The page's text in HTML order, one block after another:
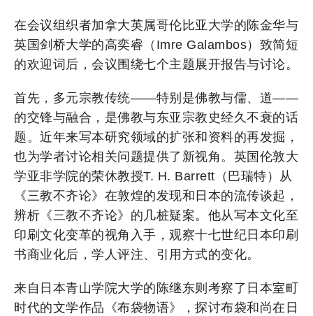
在会议组织者加拿大英属哥伦比亚大学的陈金华与
英国剑桥大学的高奕睿（Imre Galambos）致简短
的欢迎词后，会议围绕七个主题展开报告与讨论。
首先，多元宗教传统——特别是佛教与儒、道——
的交锋与融合，是佛教与东亚宗教史经久不衰的话
题。近年来写本研究领域的扩张和资料的再发掘，
也为学者讨论相关问题提供了新视角。英国伦敦大
学亚非学院的荣休教授T. H. Barrett（巴瑞特）从
《三教不齐论》在敦煌的发现和日本的流传谈起，
辨析《三教不齐论》的几桩疑案。他从写本文化至
印刷文化变革的视角入手，观察十七世纪日本印刷
书商业化后，学人评注、引用方式的变化。
来自日本青山学院大学的陈继东则考察了日本室町
时代的文学作品《布袋物语》，探讨布袋和尚在日